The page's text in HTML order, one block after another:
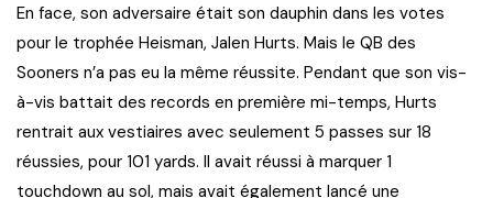
En face, son adversaire était son dauphin dans les votes
pour le trophée Heisman, Jalen Hurts. Mais le QB des
Sooners n’a pas eu la même réussite. Pendant que son vis-
à-vis battait des records en première mi-temps, Hurts
rentrait aux vestiaires avec seulement 5 passes sur 18
réussies, pour 101 yards. Il avait réussi à marquer 1
touchdown au sol, mais avait également lancé une